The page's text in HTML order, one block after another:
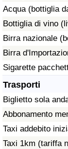
Acqua (bottiglia
Bottiglia di vino
Birra nazionale
Birra
Sigarette
Trasporti
Biglietto sola
Abbonamento
Taxi addebito
Taxi 1km (tariffa
Traffico
Indice del
Indice del
Indice del